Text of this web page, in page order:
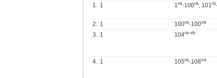
1. 1 1ra-100ra, 101ra
2. 1 100ra-100va
3. 1 104ra-vb
4. 1 105ra-108va